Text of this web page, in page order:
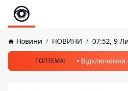
Новини НОВИНИ 07:52, 9
ТОПТЕМА: Відключення